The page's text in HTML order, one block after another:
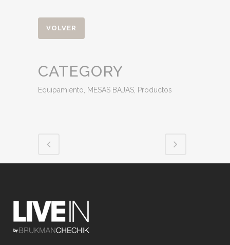
VOLVER
CATEGORY
Equipamiento, MESAS BAJAS, Productos